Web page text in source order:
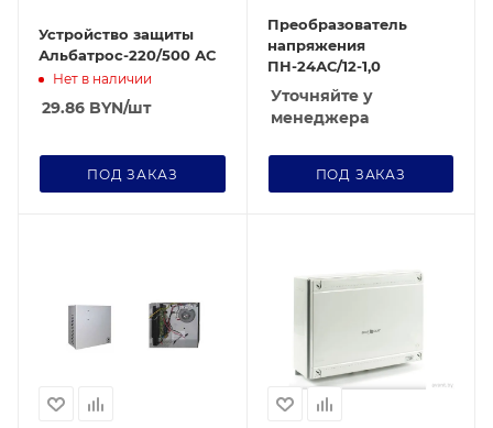
Устройство защиты
Альбатрос-220/500 АС
Нет в наличии
29.86 BYN/шт
ПОД ЗАКАЗ
Преобразователь
напряжения
ПН-24АС/12-1,0
Уточняйте у
менеджера
ПОД ЗАКАЗ